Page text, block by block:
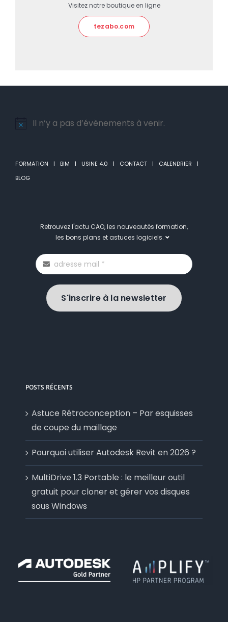
Visitez notre boutique en ligne
tezabo.com
Notice
Il n’y a pas d’évènements à venir.
FORMATION BIM USINE 4.0 CONTACT
CALENDRIER
BLOG
Retrouvez l'actu CAO, les nouveautés formation,
les bons plans et astuces logiciels.
S'inscrire à la newsletter
POSTS RÉCENTS
Astuce Rétroconception – Par esquisses
de coupe du maillage
Pourquoi utiliser Autodesk Revit en 2026 ?
MultiDrive 1.3 Portable : le meilleur outil
gratuit pour cloner et gérer vos disques
sous Windows